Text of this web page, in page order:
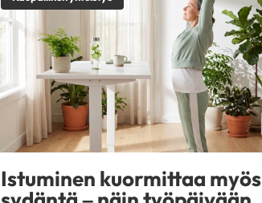
Istuminen kuormittaa myös